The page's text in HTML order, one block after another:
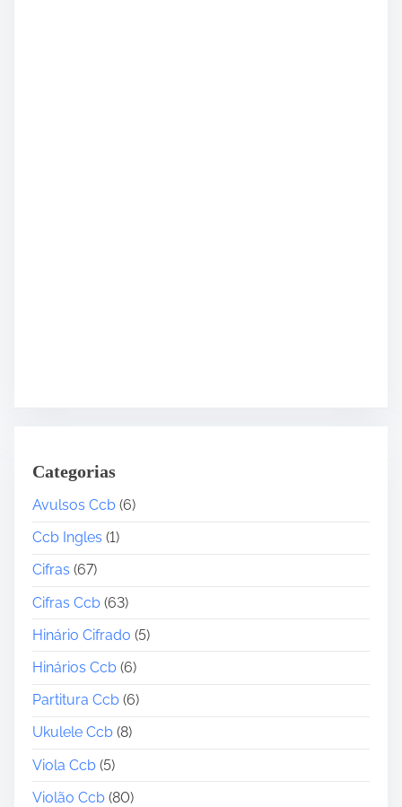
Categorias
Avulsos Ccb (6)
Ccb Ingles (1)
Cifras (67)
Cifras Ccb (63)
Hinário Cifrado (5)
Hinários Ccb (6)
Partitura Ccb (6)
Ukulele Ccb (8)
Viola Ccb (5)
Violão Ccb (80)